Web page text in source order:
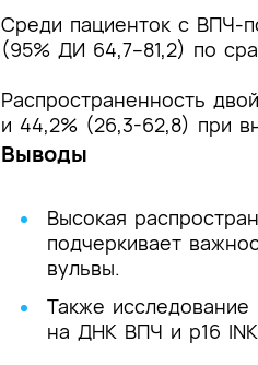
Среди пациенток с ВПЧ-
(95% ДИ 64,7–81,2) по
Распространенность
и 44,2% (26,3-62,8) при
Выводы
Высокая
подчеркивает
вульвы.
Также исследование
на ДНК ВПЧ и p16